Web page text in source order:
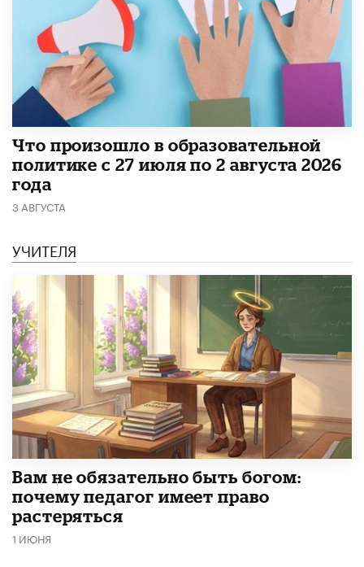
​Что произошло в образовательной
политике с 27 июля по 2 августа 2026
года
3 АВГУСТА
УЧИТЕЛЯ
​Вам не обязательно быть богом:
почему педагог имеет право
растеряться
1 ИЮНЯ